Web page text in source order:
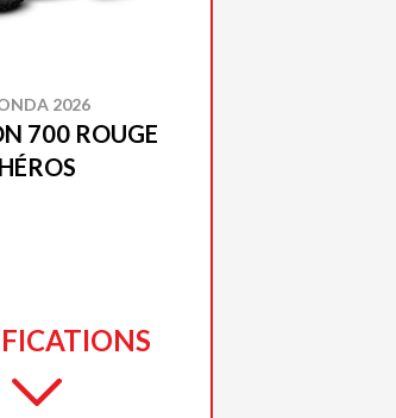
2026
700 ROUGE
HÉROS